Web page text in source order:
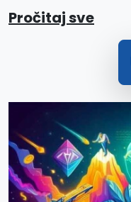
Pročitaj sve